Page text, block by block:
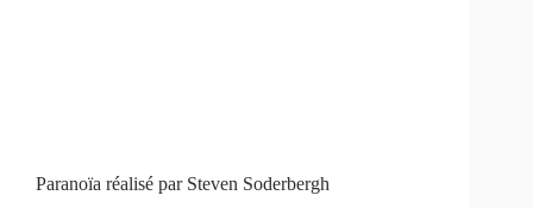
Paranoïa réalisé par Steven Soderbergh